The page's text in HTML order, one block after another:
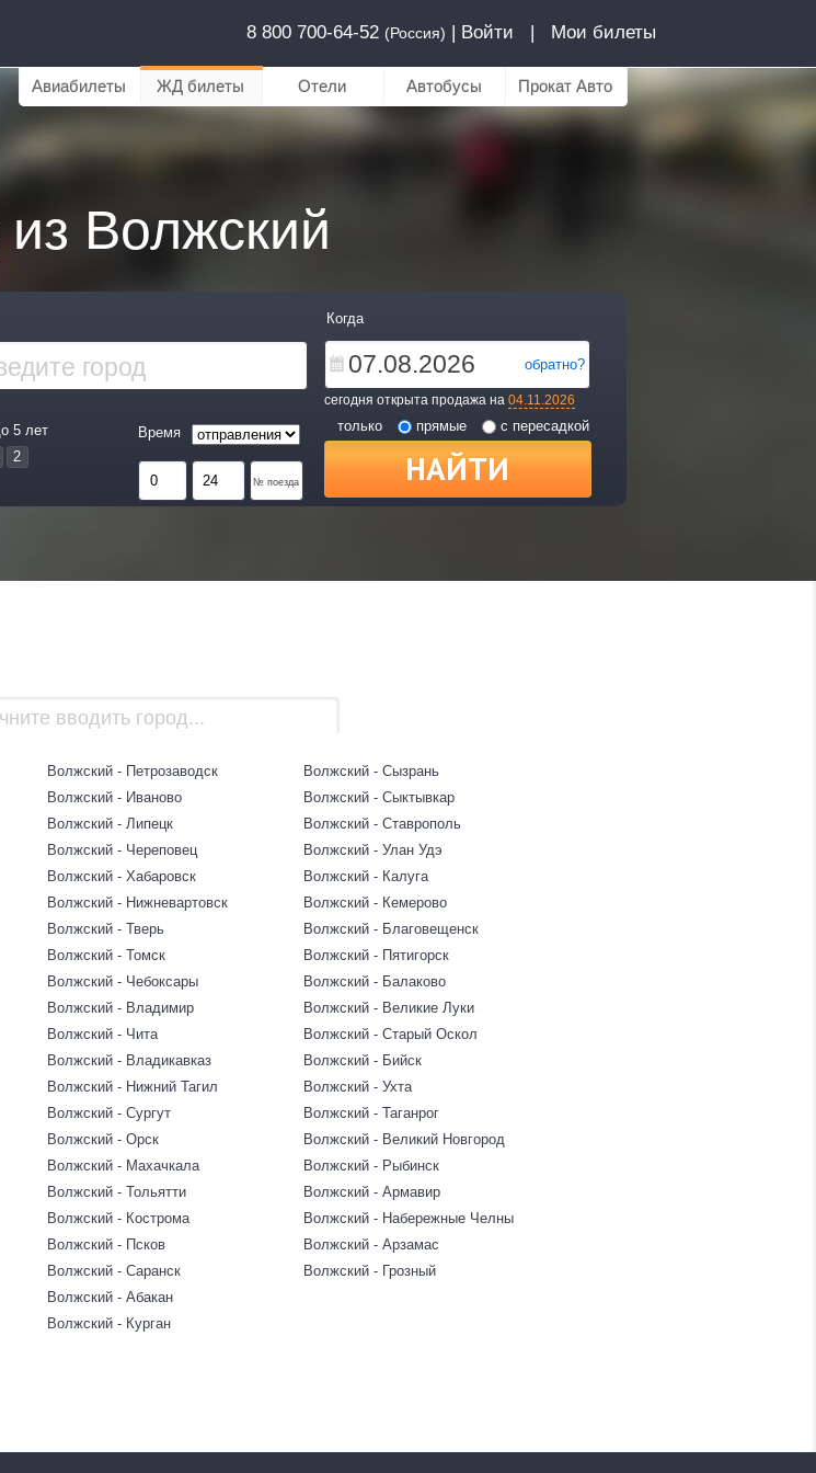
8 800 700-64-52 (Россия) | Войти | Мои билеты
Авиабилеты ЖД билеты Отели Автобусы Прокат Авто
Волжский
Когда
обратно?
сегодня открыта продажа на 04.11.2026
5 лет
Время
2
только прямые с пересадкой
НАЙТИ
Волжский - Петрозаводск
Волжский - Иваново
Волжский - Липецк
Волжский - Череповец
Волжский - Хабаровск
Волжский - Нижневартовск
Волжский - Тверь
Волжский - Томск
Волжский - Чебоксары
Волжский - Владимир
Волжский - Чита
Волжский - Владикавказ
Волжский - Нижний Тагил
Волжский - Сургут
Волжский - Орск
Волжский - Махачкала
Волжский - Тольятти
Волжский - Кострома
Волжский - Псков
Волжский - Саранск
Волжский - Абакан
Волжский - Курган
Волжский - Сызрань
Волжский - Сыктывкар
Волжский - Ставрополь
Волжский - Улан Удэ
Волжский - Калуга
Волжский - Кемерово
Волжский - Благовещенск
Волжский - Пятигорск
Волжский - Балаково
Волжский - Великие Луки
Волжский - Старый Оскол
Волжский - Бийск
Волжский - Ухта
Волжский - Таганрог
Волжский - Великий Новгород
Волжский - Рыбинск
Волжский - Армавир
Волжский - Набережные Челны
Волжский - Арзамас
Волжский - Грозный